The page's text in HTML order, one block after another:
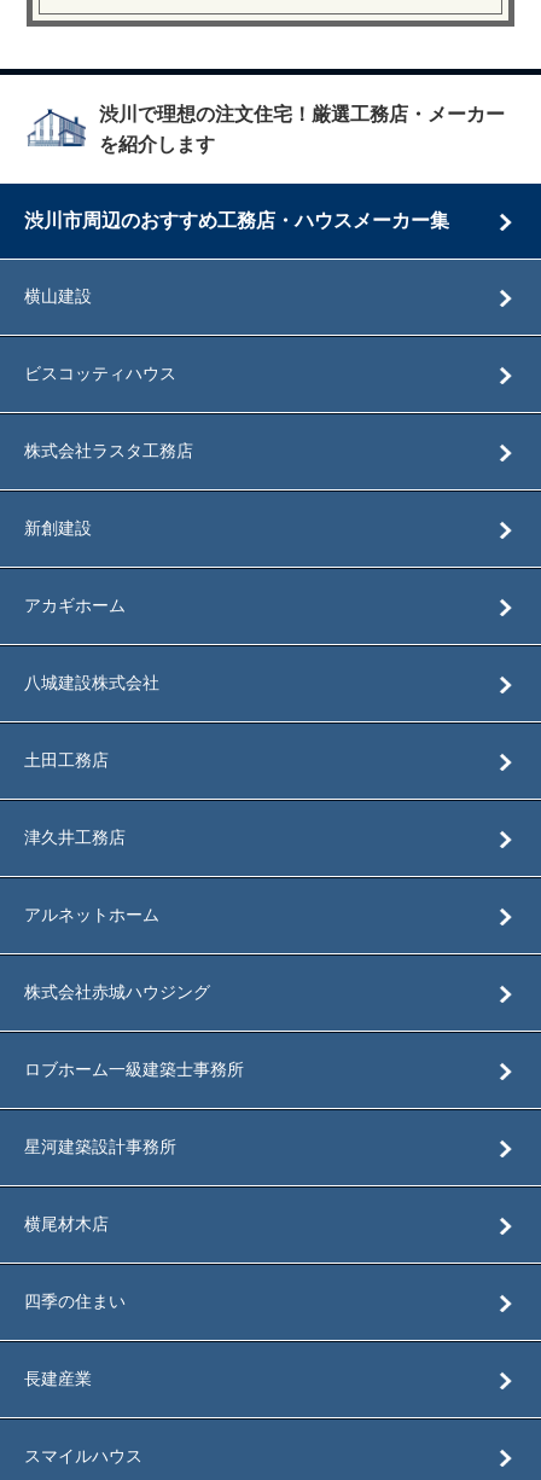
渋川で理想の注文住宅！厳選工務店・メーカー
を紹介します
渋川市周辺のおすすめ工務店・ハウスメーカー集
横山建設
ビスコッティハウス
株式会社ラスタ工務店
新創建設
アカギホーム
八城建設株式会社
土田工務店
津久井工務店
アルネットホーム
株式会社赤城ハウジング
ロブホーム一級建築士事務所
星河建築設計事務所
横尾材木店
四季の住まい
長建産業
スマイルハウス